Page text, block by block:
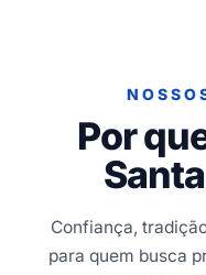
Por
Confiança,
para quem busca